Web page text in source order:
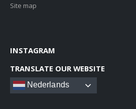
Site map
INSTAGRAM
TRANSLATE OUR WEBSITE
Nederlands